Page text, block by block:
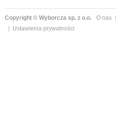
Copyright © Wyborcza sp. z o.o. O nas
Ustawienia prywatności